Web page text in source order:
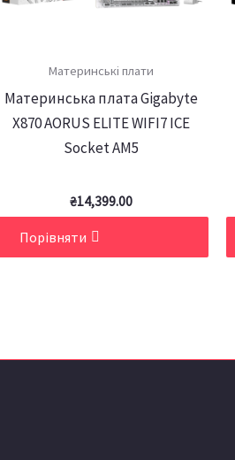
Материнські плати
Материнська плата Gigabyte
X870 AORUS ELITE WIFI7 ICE
Socket AM5
₴14,399.00
Порівняти